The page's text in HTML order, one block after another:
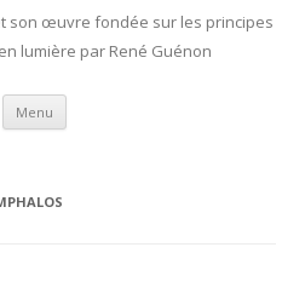
son œuvre fondée sur les principes
lumière par René Guénon
Menu Aller
contenu